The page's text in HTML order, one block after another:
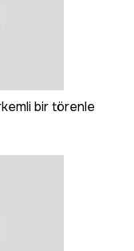
bir törenle